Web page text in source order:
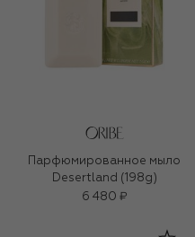
Парфюмированное мыло
Desertland (198g)
6 480 ₽